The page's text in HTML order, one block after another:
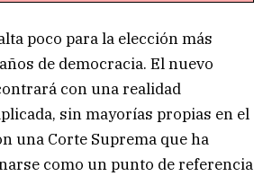
poco para la elección más
de democracia. El nuevo
con una realidad
sin mayorías propias en el
una Corte Suprema que ha
como un punto de referencia